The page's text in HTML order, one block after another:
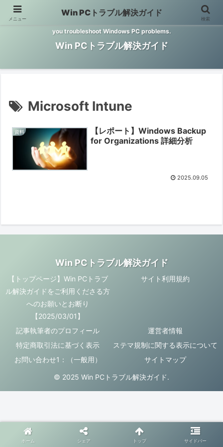
Windows PCのトラブル解決をお手伝いするサイトです。 This site helps
you troubleshoot Windows PC problems.
Win PCトラブル解決ガイド
Microsoft Intune
資料
【レポート】Windows Backup
for Organizations 詳細分析
2025.09.05
Win PCトラブル解決ガイド
【トップページ】Win PCトラブ
ル解決ガイドをご利用くださる方
へのお願いとお断り
【2025/03/01】
サイト利用規約
記事執筆者のプロフィール
運営者情報
特定商取引法に基づく表示
ステマ規制に関する表示について
お問い合わせ1：（一般用）
サイトマップ
© 2025 Win PCトラブル解決ガイド.
メニュー
Win PCトラブル解決ガイド
検索
ホーム シェア トップ サイドバー